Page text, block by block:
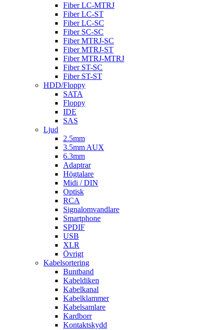
Fiber LC-MTRJ
Fiber LC-ST
Fiber LC-SC
Fiber SC-SC
Fiber MTRJ-SC
Fiber MTRJ-ST
Fiber MTRJ-MTRJ
Fiber ST-SC
Fiber ST-ST
HDD/Floppy
SATA
Floppy
IDE
SAS
Ljud
2.5mm
3.5mm AUX
6.3mm
Adaptrar
Högtalare
Midi / DIN
Optisk
RCA
Signalomvandlare
Smartphone
SPDIF
USB
XLR
Övrigt
Kabelsortering
Buntband
Kabeldiken
Kabelkanal
Kabelklammer
Kabelsamlare
Kardborr
Kontaktskydd